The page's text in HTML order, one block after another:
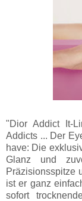
"Dior Addict It-
Addicts ... Der
have: Die
Glanz und
Präzisionsspitze
ist er ganz
sofort